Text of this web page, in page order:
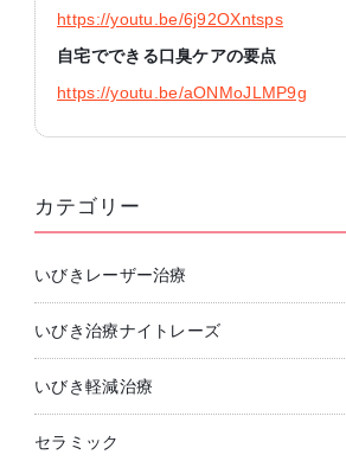
https://youtu.be/6j92OXntsps
自宅でできる口臭ケアの要点
https://youtu.be/aONMoJLMP9g
カテゴリー
いびきレーザー治療
いびき治療ナイトレーズ
いびき軽減治療
セラミック